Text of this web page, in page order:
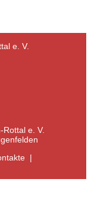
e. V.
Rottal e. V.
|